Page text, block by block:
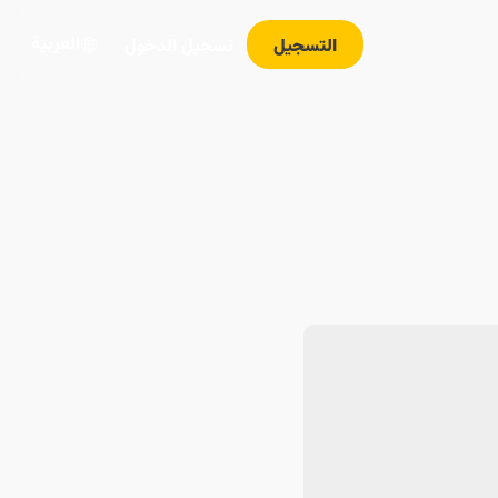
التسجيل